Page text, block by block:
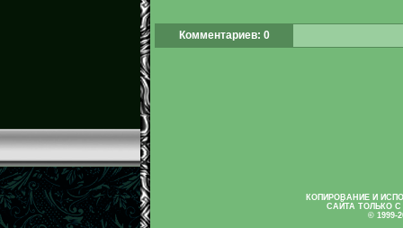
Комментариев: 0
КОПИРОВАНИЕ И
САЙТА ТОЛЬКО
© 1999-